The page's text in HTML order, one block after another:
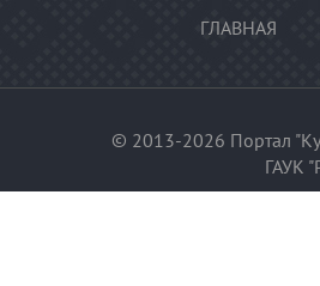
ГЛАВНАЯ
© 2013-2026 Портал
ГАУК